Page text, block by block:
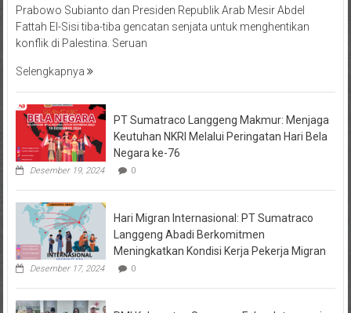
Prabowo Subianto dan Presiden Republik Arab Mesir Abdel
Fattah El-Sisi tiba-tiba gencatan senjata untuk menghentikan
konflik di Palestina. Seruan
Selengkapnya
PT Sumatraco Langgeng Makmur: Menjaga
Keutuhan NKRI Melalui Peringatan Hari Bela
Negara ke-76
Desember 19, 2024 0
Hari Migran Internasional: PT Sumatraco
Langgeng Abadi Berkomitmen
Meningkatkan Kondisi Kerja Pekerja Migran
Desember 17, 2024 0